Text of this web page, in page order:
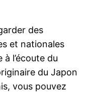
des
et nationales
l’écoute du
du Japon
vous pouvez